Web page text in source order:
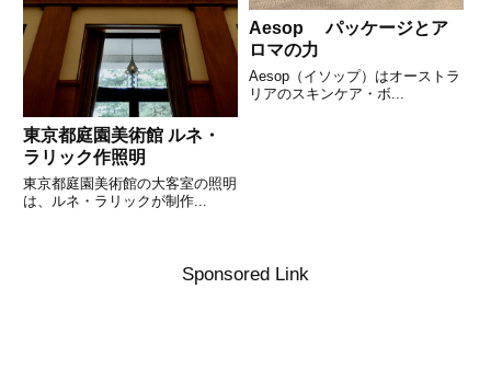
東京都庭園美術館 ルネ・
ラリック作照明
東京都庭園美術館の大客室の照明
は、ルネ・ラリックが制作...
Aesop パッケージとア
ロマの力
Aesop（イソップ）はオーストラ
リアのスキンケア・ボ...
Sponsored Link